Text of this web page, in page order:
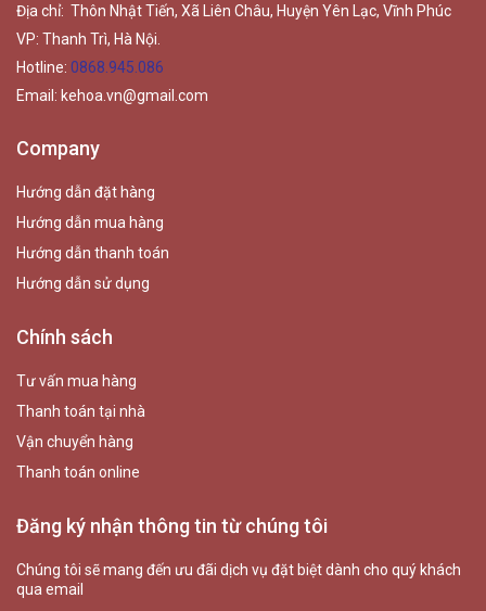
Địa chỉ: Thôn Nhật Tiến, Xã Liên Châu, Huyện Yên Lạc, Vĩnh Phúc
VP: Thanh Trì, Hà Nội.
Hotline: 0868.945.086
Email: kehoa.vn@gmail.com
Company
Hướng dẫn đặt hàng
Hướng dẫn mua hàng
Hướng dẫn thanh toán
Hướng dẫn sử dụng
Chính sách
Tư vấn mua hàng
Thanh toán tại nhà
Vận chuyển hàng
Thanh toán online
Đăng ký nhận thông tin từ chúng tôi
Chúng tôi sẽ mang đến ưu đãi dịch vụ đặt biệt dành cho quý khách
qua email